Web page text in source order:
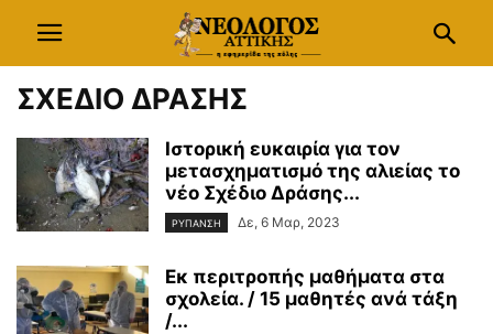
ΣΧΕΔΙΟ ΔΡΑΣΗΣ
Ιστορική ευκαιρία για τον
μετασχηματισμό της αλιείας το
νέο Σχέδιο Δράσης...
ΡΥΠΑΝΣΗ Δε, 6 Μαρ, 2023
Εκ περιτροπής μαθήματα στα
σχολεία. / 15 μαθητές ανά τάξη
/...